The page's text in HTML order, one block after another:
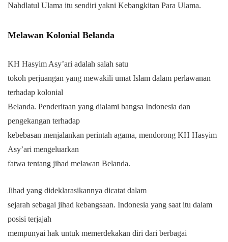
Nahdlatul Ulama itu sendiri yakni Kebangkitan Para Ulama.
Melawan Kolonial Belanda
KH Hasyim Asy’ari adalah salah satu
tokoh perjuangan yang mewakili umat Islam dalam perlawanan
terhadap kolonial
Belanda. Penderitaan yang dialami bangsa Indonesia dan
pengekangan terhadap
kebebasan menjalankan perintah agama, mendorong KH Hasyim
Asy’ari mengeluarkan
fatwa tentang jihad melawan Belanda.
Jihad yang dideklarasikannya dicatat dalam
sejarah sebagai jihad kebangsaan. Indonesia yang saat itu dalam
posisi terjajah
mempunyai hak untuk memerdekakan diri dari berbagai